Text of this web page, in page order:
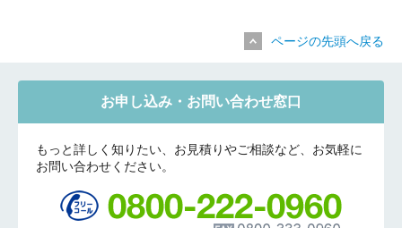
ページの先頭へ戻る
お申し込み・お問い合わせ窓口
もっと詳しく知りたい、お見積りやご相談など、お気軽に
お問い合わせください。